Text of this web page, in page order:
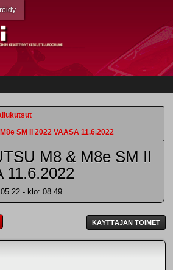
SM II 2022 VAASA 11.6.2022
M8 & M8e SM II
11.6.2022
- klo: 08.49
KÄYTTÄJÄN TOIMET